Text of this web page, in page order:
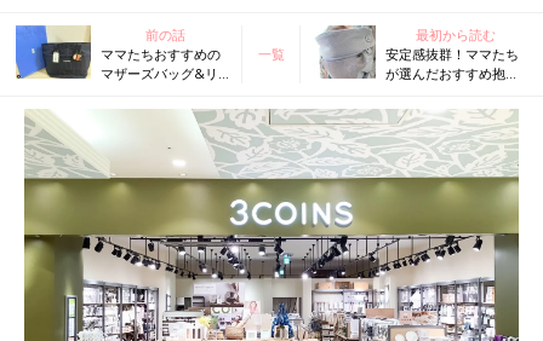
前の話
ママたちおすすめの
マザーズバッグ&リ
入りです！
一覧
最初から読む
安定感抜群！ママたち
が選んだおすすめ抱っ